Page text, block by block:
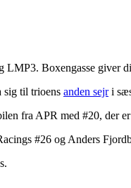
Boxengasse giver
sig til trioens anden sejri
fra APR med #20, der
#26 og Anders